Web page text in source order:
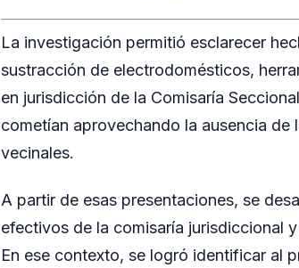
La investigación permitió esclarecer
sustracción de electrodomésticos,
en jurisdicción de la Comisaría
cometían aprovechando la ausencia
vecinales.
A partir de esas presentaciones, se
efectivos de la comisaría jurisdiccional
En ese contexto, se logró identificar al